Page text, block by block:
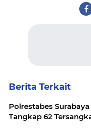
Berita Terkait
Polrestabes
Tangkap 62